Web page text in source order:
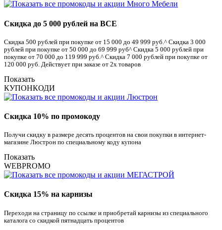
Скидка до 5 000 рублей на ВСЕ
Скидка 500 рублей при покупке от 15 000 до 49 999 руб.^ Скидка 3 000
рублей при покупке от 50 000 до 69 999 руб^ Скидка 5 000 рублей при
покупке от 70 000 до 119 999 руб.^ Скидка 7 000 рублей при покупке от
120 000 руб. Действует при заказе от 2х товаров
Показать
КУПОНКОДИ
Скидка 10% по промокоду
Получи скидку в размере десять процентов на свои покупки в интернет-
магазине Люстрон по специальному коду купона
Показать
WEBPROMO
Скидка 15% на карнизы
Переходи на страницу по ссылке и приобретай карнизы из специального
каталога со скидкой пятнадцать процентов